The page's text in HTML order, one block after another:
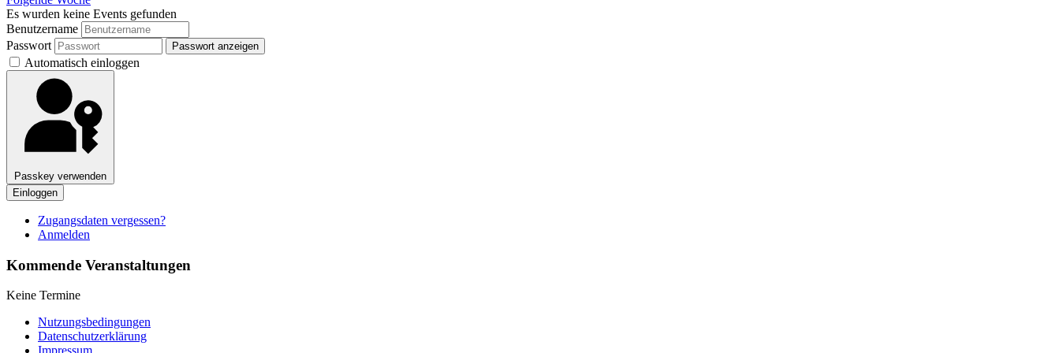
Es wurden keine Events gefunden
Benutzername
Passwort
Passwort anzeigen
Automatisch einloggen
Passkey verwenden
Einloggen
Zugangsdaten vergessen?
Anmelden
Kommende Veranstaltungen
Keine Termine
Nutzungsbedingungen
Datenschutzerklärung